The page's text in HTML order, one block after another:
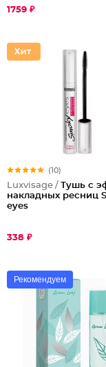
1759 ₽
(10)
Luxvisage / Тушь с
накладных ресниц
eyes
338 ₽
Рекомендуем